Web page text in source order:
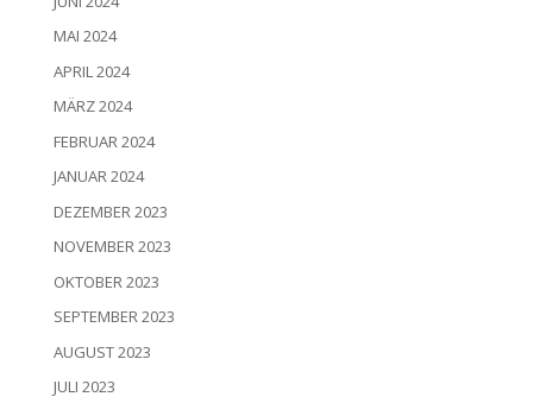
MAI 2024
APRIL 2024
MÄRZ 2024
FEBRUAR 2024
JANUAR 2024
DEZEMBER 2023
NOVEMBER 2023
OKTOBER 2023
SEPTEMBER 2023
AUGUST 2023
JULI 2023